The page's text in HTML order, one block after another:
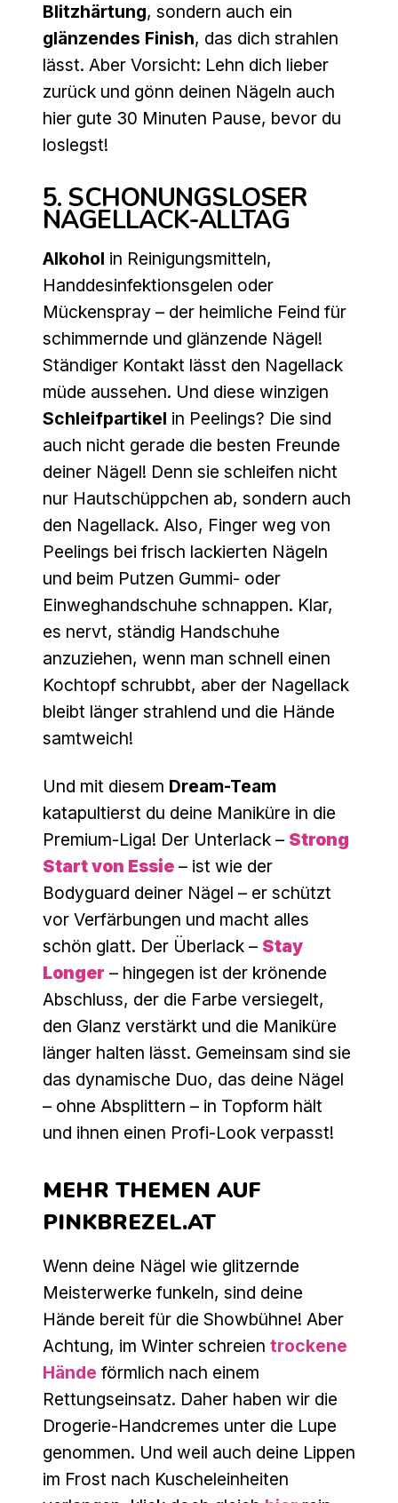
Blitzhärtung, sondern auch ein
glänzendes Finish, das dich strahlen
lässt. Aber Vorsicht: Lehn dich lieber
zurück und gönn deinen Nägeln auch
hier gute 30 Minuten Pause, bevor du
loslegst!
5. SCHONUNGSLOSER
NAGELLACK-ALLTAG
Alkohol in Reinigungsmitteln,
Handdesinfektionsgelen oder
Mückenspray – der heimliche Feind für
schimmernde und glänzende Nägel!
Ständiger Kontakt lässt den Nagellack
müde aussehen. Und diese winzigen
Schleifpartikel in Peelings? Die sind
auch nicht gerade die besten Freunde
deiner Nägel! Denn sie schleifen nicht
nur Hautschüppchen ab, sondern auch
den Nagellack. Also, Finger weg von
Peelings bei frisch lackierten Nägeln
und beim Putzen Gummi- oder
Einweghandschuhe schnappen. Klar,
es nervt, ständig Handschuhe
anzuziehen, wenn man schnell einen
Kochtopf schrubbt, aber der Nagellack
bleibt länger strahlend und die Hände
samtweich!
Und mit diesem Dream-Team
katapultierst du deine Maniküre in die
Premium-Liga! Der Unterlack – Strong
Start von Essie – ist wie der
Bodyguard deiner Nägel – er schützt
vor Verfärbungen und macht alles
schön glatt. Der Überlack – Stay
Longer – hingegen ist der krönende
Abschluss, der die Farbe versiegelt,
den Glanz verstärkt und die Maniküre
länger halten lässt. Gemeinsam sind sie
das dynamische Duo, das deine Nägel
– ohne Absplittern – in Topform hält
und ihnen einen Profi-Look verpasst!
MEHR THEMEN AUF
PINKBREZEL.AT
Wenn deine Nägel wie glitzernde
Meisterwerke funkeln, sind deine
Hände bereit für die Showbühne! Aber
Achtung, im Winter schreien trockene
Hände förmlich nach einem
Rettungseinsatz. Daher haben wir die
Drogerie-Handcremes unter die Lupe
genommen. Und weil auch deine Lippen
im Frost nach Kuscheleinheiten